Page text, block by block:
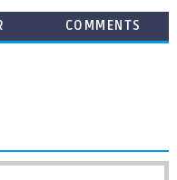
COMMENTS